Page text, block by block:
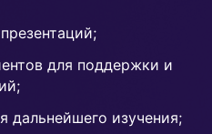
для поддержки и
дальнейшего изучения;